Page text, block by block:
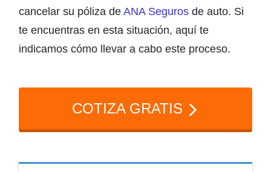
cancelar su póliza de ANA Seguros de auto. Si
te encuentras en esta situación, aquí te
indicamos cómo llevar a cabo este proceso.
COTIZA GRATIS